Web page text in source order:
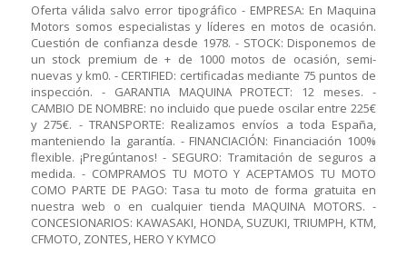
Oferta válida salvo error tipográfico - EMPRESA: En Maquina
Motors somos especialistas y líderes en motos de ocasión.
Cuestión de confianza desde 1978. - STOCK: Disponemos de
un stock premium de + de 1000 motos de ocasión, semi-
nuevas y km0. - CERTIFIED: certificadas mediante 75 puntos de
inspección. - GARANTIA MAQUINA PROTECT: 12 meses. -
CAMBIO DE NOMBRE: no incluido que puede oscilar entre 225€
y 275€. - TRANSPORTE: Realizamos envíos a toda España,
manteniendo la garantía. - FINANCIACIÓN: Financiación 100%
flexible. ¡Pregúntanos! - SEGURO: Tramitación de seguros a
medida. - COMPRAMOS TU MOTO Y ACEPTAMOS TU MOTO
COMO PARTE DE PAGO: Tasa tu moto de forma gratuita en
nuestra web o en cualquier tienda MAQUINA MOTORS. -
CONCESIONARIOS: KAWASAKI, HONDA, SUZUKI, TRIUMPH, KTM,
CFMOTO, ZONTES, HERO Y KYMCO